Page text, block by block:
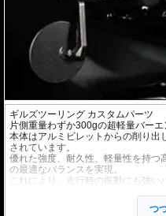
ギルズツーリング カスタムパーツ
片側重量わずか300gの超軽量バーエ
本体はアルミビレットからの削り出
されています。
優れた強度、耐久性、軽量性を持つ
の最適なバランスを実現。
これにより、走行時の振動にも強い
ミラーの角度や位置も調整が可能
つ